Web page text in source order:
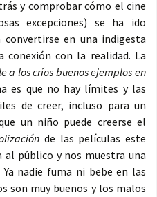
y comprobar cómo el cine
excepciones) se ha ido
en una indigesta
conexión con la realidad. La
a los críos buenos ejemplos en
es que no hay límites y las
de creer, incluso para un
un niño puede creerse el
de las películas este
público y nos muestra una
nadie fuma ni bebe en las
son muy buenos y los malos